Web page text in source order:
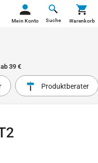
Suche
Mein Konto Warenkorb
39 €
Produktberater